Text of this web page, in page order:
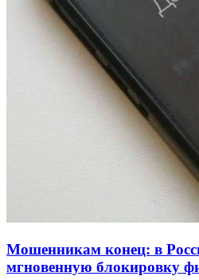
В Красноармейском районе
конкурс на ремонт моста
судоходный канал
Фестиваль #ТриЧетыре в
11–13 сентября в рамках
Мошенникам конец: в
мгновенную блокировку